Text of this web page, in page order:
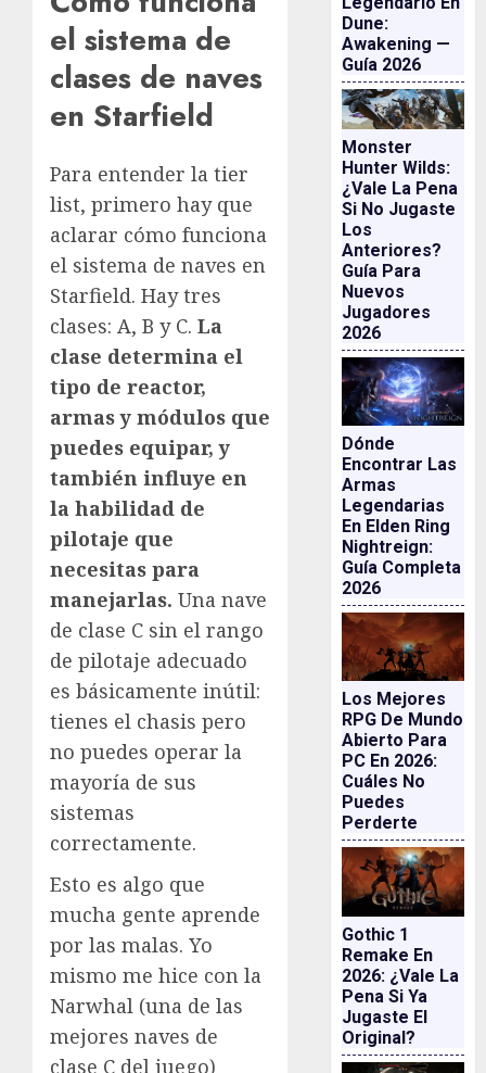
el sistema de
clases de naves
en Starfield
Para entender la tier
list, primero hay que
aclarar cómo funciona
el sistema de naves en
Starfield. Hay tres
clases: A, B y C. La
clase determina el
tipo de reactor,
armas y módulos que
puedes equipar, y
también influye en
la habilidad de
pilotaje que
necesitas para
manejarlas. Una nave
de clase C sin el rango
de pilotaje adecuado
es básicamente inútil:
tienes el chasis pero
no puedes operar la
mayoría de sus
sistemas
correctamente.
Esto es algo que
mucha gente aprende
por las malas. Yo
mismo me hice con la
Narwhal (una de las
mejores naves de
clase C del juego)
Dune:
Awakening —
Guía 2026
Monster
Hunter Wilds:
¿vale La Pena
Si No Jugaste
Los
Anteriores?
Guía Para
Nuevos
Jugadores
2026
Dónde
Encontrar Las
Armas
Legendarias
En Elden Ring
Nightreign:
Guía Completa
2026
Los Mejores
RPG De Mundo
Abierto Para
PC En 2026:
Cuáles No
Puedes
Perderte
Gothic 1
Remake En
2026: ¿vale La
Pena Si Ya
Jugaste El
Original?